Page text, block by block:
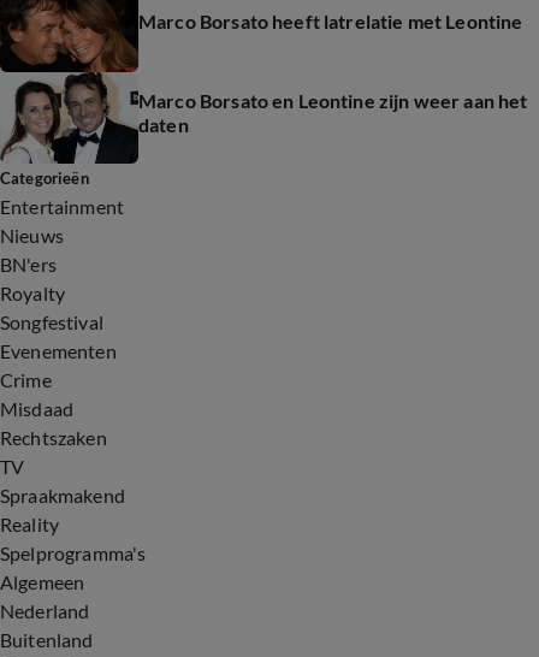
Marco Borsato heeft latrelatie met Leontine
Marco Borsato en Leontine zijn weer aan het
daten
Categorieën
Entertainment
Nieuws
BN'ers
Royalty
Songfestival
Evenementen
Crime
Misdaad
Rechtszaken
TV
Spraakmakend
Reality
Spelprogramma's
Algemeen
Nederland
Buitenland